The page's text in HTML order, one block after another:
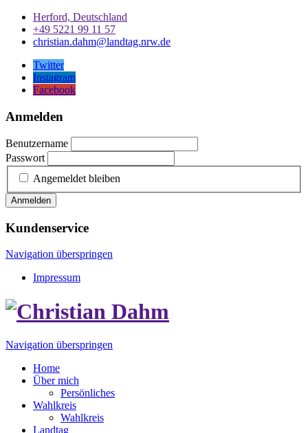
Herford, Deutschland
+49 5221 99 11 57
christian.dahm@landtag.nrw.de
Twitter
Instagram
Facebook
Anmelden
Benutzername
Passwort
Angemeldet bleiben
Anmelden
Kundenservice
Navigation überspringen
Impressum
Navigation überspringen
Home
Über mich
Persönliches
Wahlkreis
Wahlkreis
Landtag